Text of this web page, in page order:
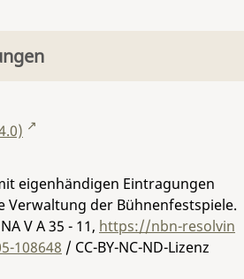
eigenhändigen Eintragungen
Verwaltung der Bühnenfestspiele.
NA V A 35 - 11, https://nbn-resolvin
108648 / CC-BY-NC-ND-Lizenz